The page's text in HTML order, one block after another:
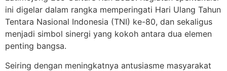
ini digelar dalam rangka memperingati Hari Ulang Tahun
Tentara Nasional Indonesia (TNI) ke-80, dan sekaligus
menjadi simbol sinergi yang kokoh antara dua elemen
penting bangsa.
Seiring dengan meningkatnya antusiasme masyarakat